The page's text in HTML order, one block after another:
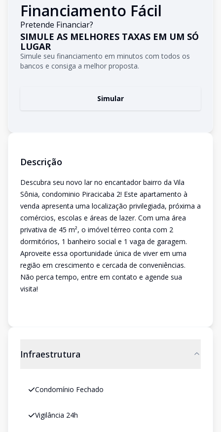
Financiamento Fácil
Pretende Financiar?
SIMULE AS MELHORES TAXAS EM UM SÓ
LUGAR
Simule seu financiamento em minutos com todos os
bancos e consiga a melhor proposta.
Simular
Descrição
Descubra seu novo lar no encantador bairro da Vila
Sônia, condominio Piracicaba 2! Este apartamento à
venda apresenta uma localização privilegiada, próxima a
comércios, escolas e áreas de lazer. Com uma área
privativa de 45 m², o imóvel térreo conta com 2
dormitórios, 1 banheiro social e 1 vaga de garagem.
Aproveite essa oportunidade única de viver em uma
região em crescimento e cercada de conveniências.
Não perca tempo, entre em contato e agende sua
visita!
Infraestrutura
Condomínio Fechado
Vigilância 24h